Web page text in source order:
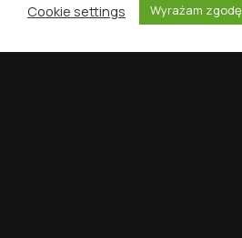
Cookie settings
Wyrażam zgodę